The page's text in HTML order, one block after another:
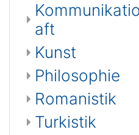
aft
Kunst
Philosophie
Romanistik
Turkistik